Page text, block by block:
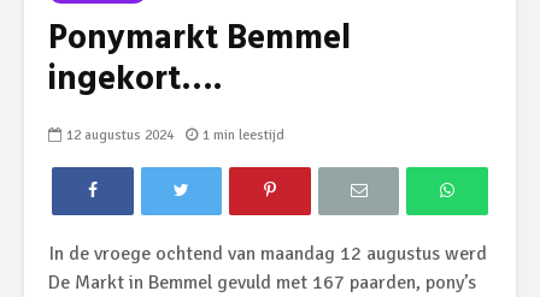
Ponymarkt Bemmel
ingekort….
12 augustus 2024 1 min leestijd
In de vroege ochtend van maandag 12 augustus werd
De Markt in Bemmel gevuld met 167 paarden, pony’s